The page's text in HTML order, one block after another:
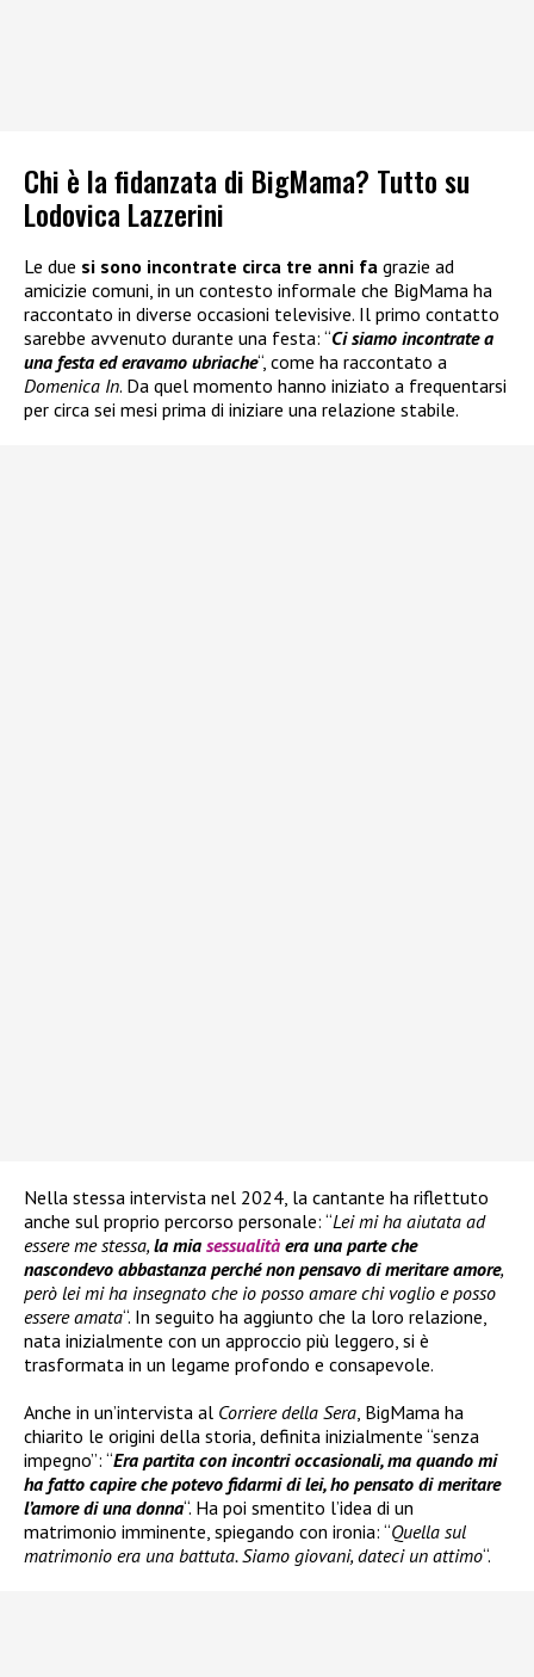
Chi è la fidanzata di BigMama? Tutto su
Lodovica Lazzerini
Le due si sono incontrate circa tre anni fa grazie ad
amicizie comuni, in un contesto informale che BigMama ha
raccontato in diverse occasioni televisive. Il primo contatto
sarebbe avvenuto durante una festa: “Ci siamo incontrate a
una festa ed eravamo ubriache“, come ha raccontato a
Domenica In. Da quel momento hanno iniziato a frequentarsi
per circa sei mesi prima di iniziare una relazione stabile.
Nella stessa intervista nel 2024, la cantante ha riflettuto
anche sul proprio percorso personale: “Lei mi ha aiutata ad
essere me stessa, la mia sessualità era una parte che
nascondevo abbastanza perché non pensavo di meritare amore,
però lei mi ha insegnato che io posso amare chi voglio e posso
essere amata“. In seguito ha aggiunto che la loro relazione,
nata inizialmente con un approccio più leggero, si è
trasformata in un legame profondo e consapevole.
Anche in un’intervista al Corriere della Sera , BigMama ha
chiarito le origini della storia, definita inizialmente “senza
impegno”: “Era partita con incontri occasionali, ma quando mi
ha fatto capire che potevo fidarmi di lei, ho pensato di meritare
l’amore di una donna“. Ha poi smentito l’idea di un
matrimonio imminente, spiegando con ironia: “Quella sul
matrimonio era una battuta. Siamo giovani, dateci un attimo“.